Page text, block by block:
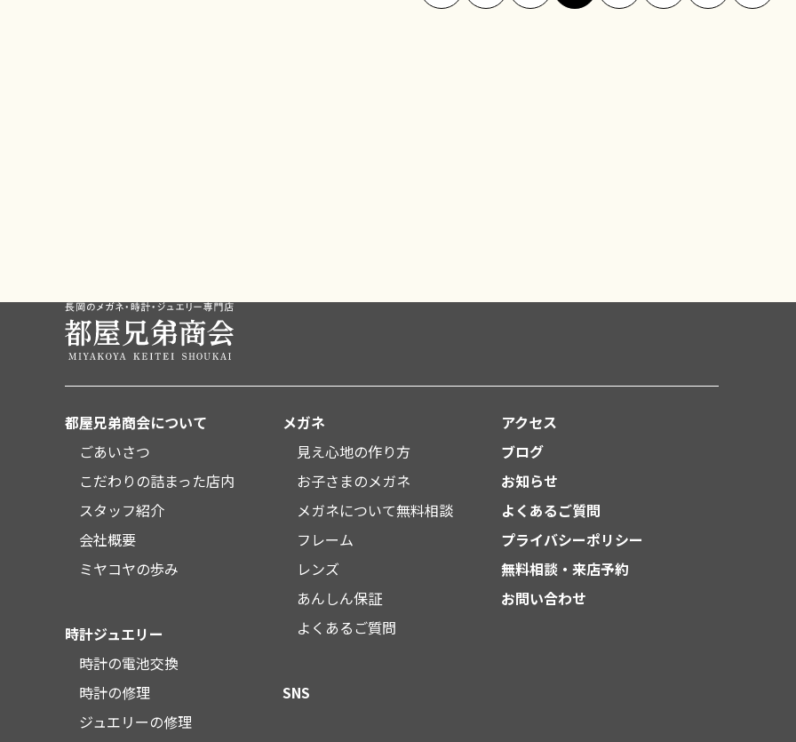
都屋兄弟商会について
ごあいさつ
こだわりの詰まった店内
スタッフ紹介
会社概要
ミヤコヤの歩み
時計ジュエリー
時計の電池交換
時計の修理
ジュエリーの修理
メガネ
見え心地の作り方
お子さまのメガネ
メガネについて無料相談
フレーム
レンズ
あんしん保証
よくあるご質問
SNS
アクセス
ブログ
お知らせ
よくあるご質問
プライバシーポリシー
無料相談・来店予約
お問い合わせ